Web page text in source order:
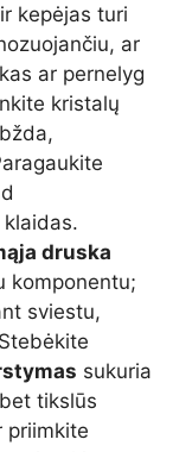
kepėjas turi
ar
ar pernelyg
kristalų
druska
komponentu;
sviestu,
sukuria
tikslūs
priimkite